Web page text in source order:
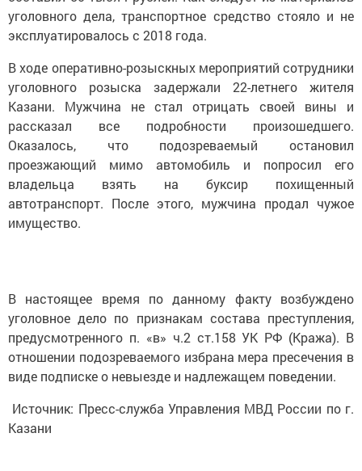
уголовного дела, транспортное средство стояло и не
эксплуатировалось с 2018 года.
В ходе оперативно-розыскных мероприятий сотрудники
уголовного розыска задержали 22-летнего жителя
Казани. Мужчина не стал отрицать своей вины и
рассказал все подробности произошедшего.
Оказалось, что подозреваемый остановил
проезжающий мимо автомобиль и попросил его
владельца взять на буксир похищенный
автотранспорт. После этого, мужчина продал чужое
имущество.
В настоящее время по данному факту возбуждено
уголовное дело по признакам состава преступления,
предусмотренного п. «в» ч.2 ст.158 УК РФ (Кража). В
отношении подозреваемого избрана мера пресечения в
виде подписке о невыезде и надлежащем поведении.
Источник: Пресс-служба Управления МВД России по г.
Казани